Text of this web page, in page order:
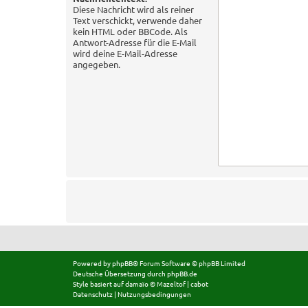
Diese Nachricht wird als reiner
Text verschickt, verwende daher
kein HTML oder BBCode. Als
Antwort-Adresse für die E-Mail
wird deine E-Mail-Adresse
angegeben.
Powered byphpBB® Forum Software © phpBB Limited
Deutsche Übersetzung durch phpBB.de
Style basiert aufdamaïo ©Mazeltof | cabot
Datenschutz | Nutzungsbedingungen